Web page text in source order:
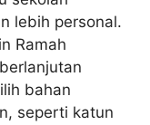
lebih personal.
Ramah
bahan
seperti katun